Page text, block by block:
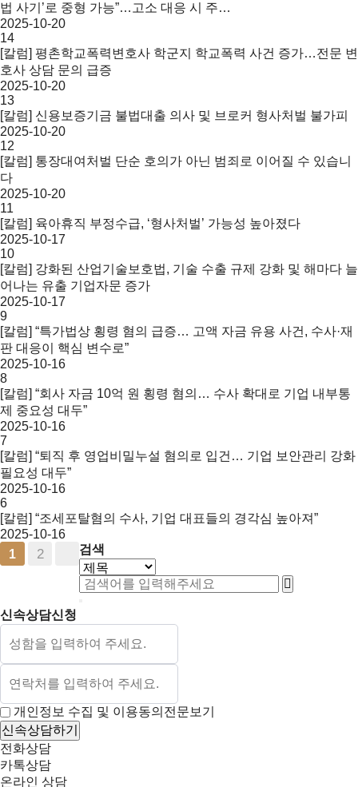
법 사기’로 중형 가능”…고소 대응 시 주…
2025-10-20
14
[칼럼] 평촌학교폭력변호사 학군지 학교폭력 사건 증가…전문 변
호사 상담 문의 급증
2025-10-20
13
[칼럼] 신용보증기금 불법대출 의사 및 브로커 형사처벌 불가피
2025-10-20
12
[칼럼] 통장대여처벌 단순 호의가 아닌 범죄로 이어질 수 있습니
다
2025-10-20
11
[칼럼] 육아휴직 부정수급, ‘형사처벌’ 가능성 높아졌다
2025-10-17
10
[칼럼] 강화된 산업기술보호법, 기술 수출 규제 강화 및 해마다 늘
어나는 유출 기업자문 증가
2025-10-17
9
[칼럼] “특가법상 횡령 혐의 급증… 고액 자금 유용 사건, 수사·재
판 대응이 핵심 변수로”
2025-10-16
8
[칼럼] “회사 자금 10억 원 횡령 혐의… 수사 확대로 기업 내부통
제 중요성 대두”
2025-10-16
7
[칼럼] “퇴직 후 영업비밀누설 혐의로 입건… 기업 보안관리 강화
필요성 대두”
2025-10-16
6
[칼럼] “조세포탈혐의 수사, 기업 대표들의 경각심 높아져”
2025-10-16
1
2 검색
신속상담신청
개인정보 수집 및 이용동의 전문보기
신속상담하기
전화상담
카톡상담
온라인 상담